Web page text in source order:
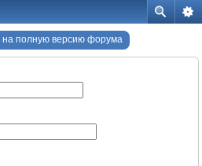
на полную версию форума